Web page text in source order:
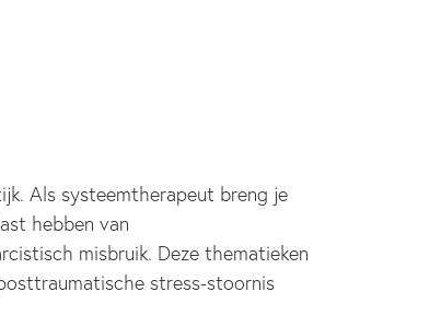
Als systeemtherapeut breng je
hebben van
misbruik. Deze thematieken
stress-stoornis